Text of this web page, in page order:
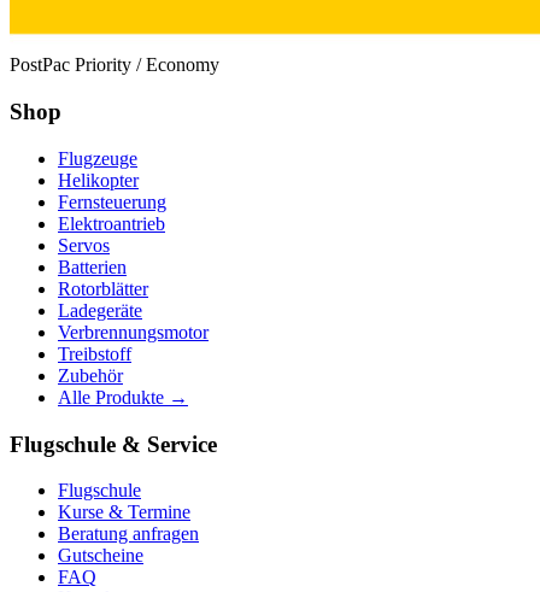
PostPac Priority / Economy
Shop
Flugzeuge
Helikopter
Fernsteuerung
Elektroantrieb
Servos
Batterien
Rotorblätter
Ladegeräte
Verbrennungsmotor
Treibstoff
Zubehör
Alle Produkte →
Flugschule & Service
Flugschule
Kurse & Termine
Beratung anfragen
Gutscheine
FAQ